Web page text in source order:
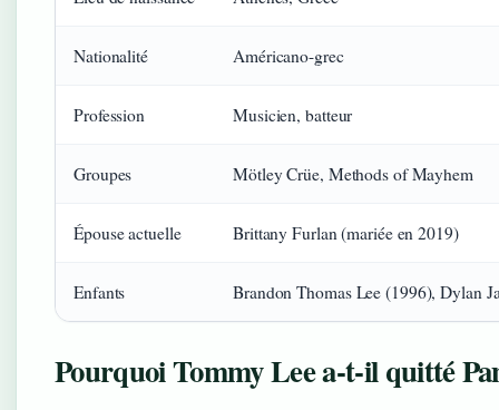
Nationalité Américano-grec
Profession Musicien, batteur
Groupes Mötley Crüe, Methods of Mayhem
Épouse actuelle Brittany Furlan (mariée en 2019)
Enfants Brandon Thomas Lee (1996), Dylan
Pourquoi Tommy Lee a-t-il quitté